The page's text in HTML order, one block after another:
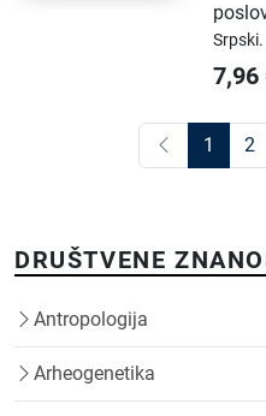
Srpski.
7,96
1 2
DRUŠTVENE
Antropologija
Arheogenetika